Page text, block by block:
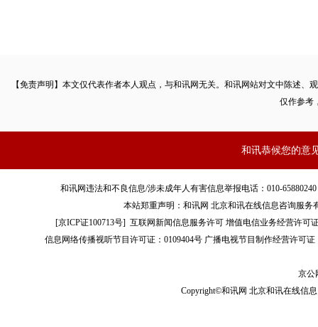
【免责声明】本文仅代表作者本人观点，与和讯网无关。和讯网站对文中陈述
仅作参考
和讯恭候您的意
和讯网违法和不良信息/涉未成年人有害信息举报电话：010-
本站郑重声明：和讯网 北京和讯在线信息咨询服
[京ICP证100713号]互联网新闻信息服务许可 增值电信业务经营许可
信息网络传播视听节目许可证：0109404号 广播电视节目制作经营许可证
京公
Copyright©和讯网 北京和讯在线信